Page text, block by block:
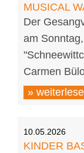
MUSICAL
Der
am
Carmen
»
10.05.2026
KINDER